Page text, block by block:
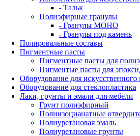
- Тальк
Полиэфирные гранулы
- Гранулы МОНО
- Гранулы под камень
Полировальные составы
Пигментные пасты
Пигментные пасты для
Пигментые пасты для
Оборудование для искусственного
Оборудование для стеклопластика
Лаки, грунты и эмали для мебели
Грунт полиэфирный
Полиизоцианатные
Полиуретановая эмаль
Полиуретановые грунты